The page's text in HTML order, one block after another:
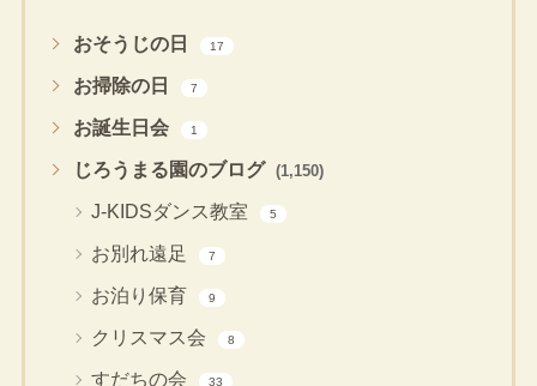
おそうじの日 17
お掃除の日 7
お誕生日会 1
じろうまる園のブログ (1,150)
J-KIDSダンス教室 5
お別れ遠足 7
お泊り保育 9
クリスマス会 8
すだちの会 33